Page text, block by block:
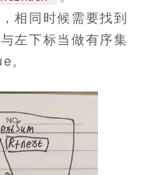
相同时候需要找到
左下标当做有序集
。